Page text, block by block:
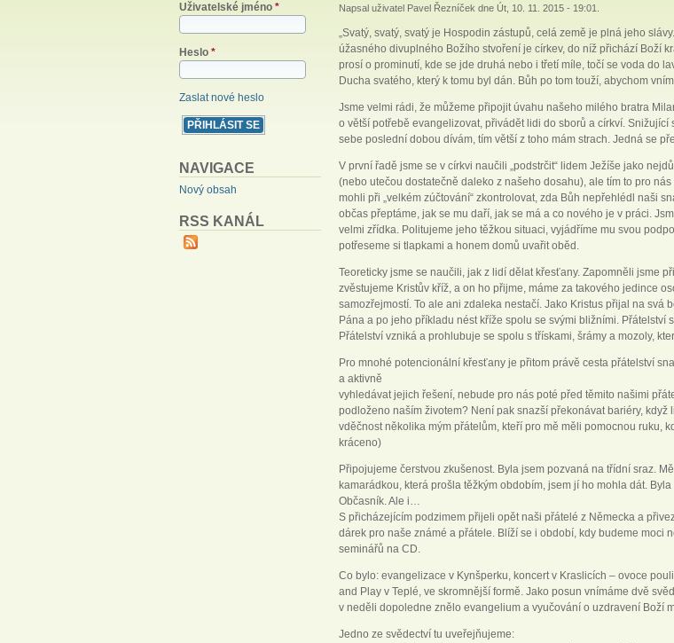
Uživatelské jméno *
Heslo *
Zaslat nové heslo
NAVIGACE
Nový obsah
RSS KANÁL
Napsal uživatel Pavel Řezníček dne Út, 10. 11. 2015 - 19:01.
„Svatý, svatý, svatý je Hospodin zástupů, celá země je plná jeho
úžasného divuplného Božího stvoření je církev, do níž přichází Boží
prosí o prominutí, kde se jde druhá nebo i třetí míle, točí se voda do
Ducha svatého, který k tomu byl dán. Bůh po tom touží, abychom
Jsme velmi rádi, že můžeme připojit úvahu našeho milého bratra
o větší potřebě evangelizovat, přivádět lidi do sborů a církví.
sebe poslední dobou dívám, tím větší z toho mám strach. Jedná se
V první řadě jsme se v církvi naučili „podstrčit“ lidem Ježíše jako
(nebo utečou dostatečně daleko z našeho dosahu), ale tím to pro
mohli při „velkém zúčtování“ zkontrolovat, zda Bůh nepřehlédl naši
občas přeptáme, jak se mu daří, jak se má a co nového je v práci.
velmi zřídka. Politujeme jeho těžkou situaci, vyjádříme mu svou
potřeseme si tlapkami a honem domů uvařit oběd.
Teoreticky jsme se naučili, jak z lidí dělat křesťany. Zapomněli jsme
zvěstujeme Kristův kříž, a on ho přijme, máme za takového jedince
samozřejmostí. To ale ani zdaleka nestačí. Jako Kristus přijal na svá
Pána a po jeho příkladu nést kříže spolu se svými bližními.
Přátelství vzniká a prohlubuje se spolu s třískami, šrámy a mozoly,
Pro mnohé potencionální křesťany je přitom právě cesta přátelství
a aktivně
vyhledávat jejich řešení, nebude pro nás poté před těmito našimi
podloženo naším životem? Není pak snazší překonávat bariéry,
vděčnost několika mým přátelům, kteří pro mě měli pomocnou ruku,
kráceno)
Připojujeme čerstvou zkušenost. Byla jsem pozvaná na třídní sraz.
kamarádkou, která prošla těžkým obdobím, jsem jí ho mohla dát.
Občasník. Ale i…
S přicházejícím podzimem přijeli opět naši přátelé z Německa a
dárek pro naše známé a přátele. Blíží se i období, kdy budeme
seminářů na CD.
Co bylo: evangelizace v Kynšperku, koncert v Kraslicích – ovoce
and Play v Teplé, ve skromnější formě. Jako posun vnímáme dvě
v neděli dopoledne znělo evangelium a vyučování o uzdravení Boží
Jedno ze svědectví tu uveřejňujeme: